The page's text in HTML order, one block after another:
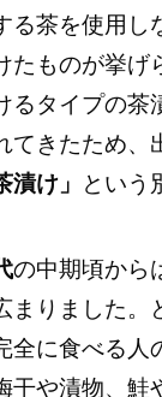
る茶を使用し
たものが挙げ
るタイプの茶
てきたため、
漬け」 という
の中期頃から
まりました。
全に食べる人
干や漬物、鮭